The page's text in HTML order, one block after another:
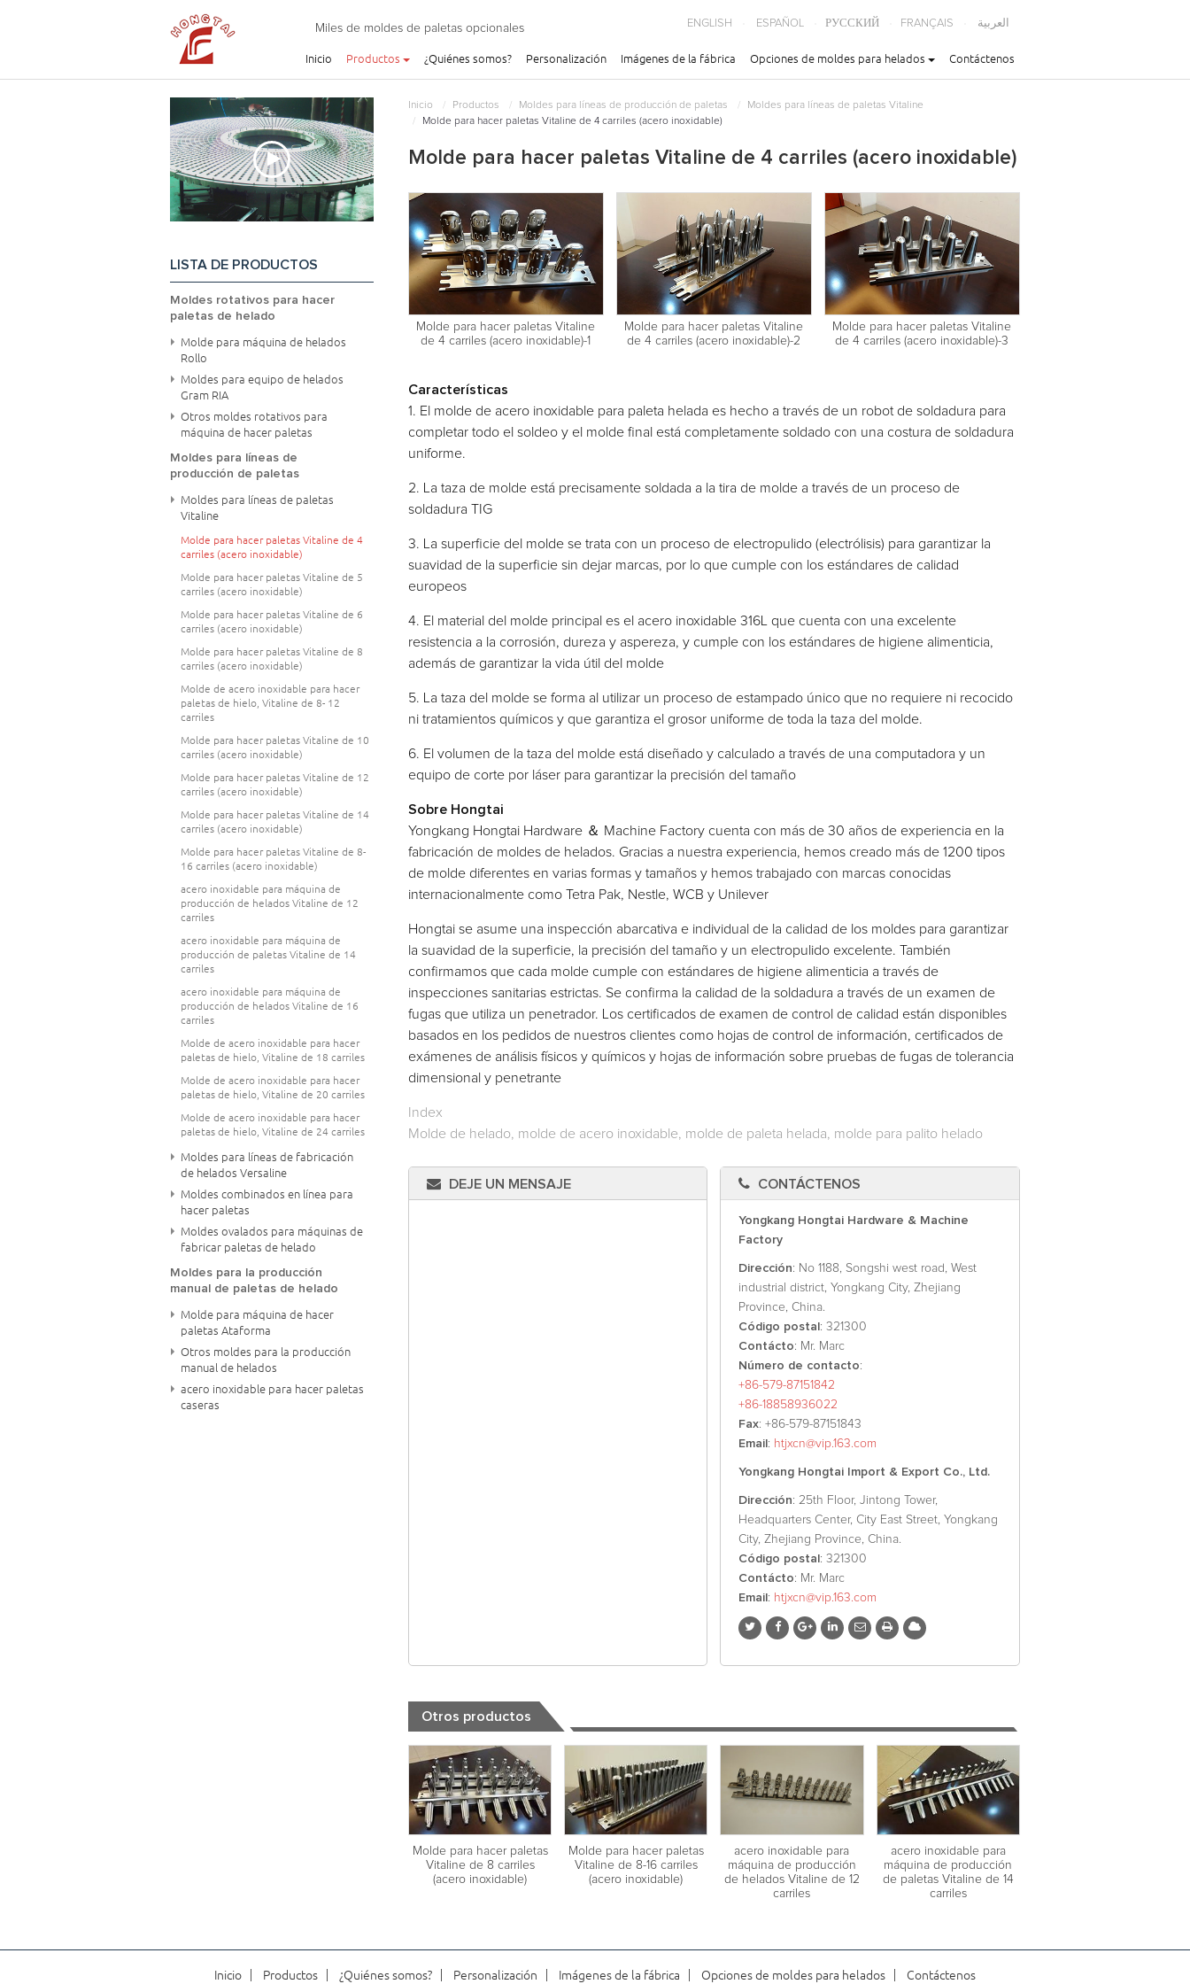
ENGLISH ESPAÑOL РУССКИЙ FRANÇAIS العربية Miles de moldes de paletas opcionales
Inicio Productos ¿Quiénes somos? Personalización Imágenes de la fábrica Opciones de moldes para helados Contáctenos
Inicio Productos Moldes para líneas de producción de paletas
Moldes para líneas de paletas Vitaline
Molde para hacer paletas Vitaline de 4 carriles (acero inoxidable)
Molde para hacer paletas Vitaline de 4 carriles (acero inoxidable)
Molde para hacer paletas Vitaline
de 4 carriles (acero inoxidable)-1
Molde para hacer paletas Vitaline
de 4 carriles (acero inoxidable)-2
Molde para hacer paletas Vitaline
de 4 carriles (acero inoxidable)-3
Características
1. El molde de acero inoxidable para paleta helada es hecho a través de un robot de soldadura para
completar todo el soldeo y el molde final está completamente soldado con una costura de soldadura
uniforme.
2. La taza de molde está precisamente soldada a la tira de molde a través de un proceso de
soldadura TIG
3. La superficie del molde se trata con un proceso de electropulido (electrólisis) para garantizar la
suavidad de la superficie sin dejar marcas, por lo que cumple con los estándares de calidad
europeos
4. El material del molde principal es el acero inoxidable 316L que cuenta con una excelente
resistencia a la corrosión, dureza y aspereza, y cumple con los estándares de higiene alimenticia,
además de garantizar la vida útil del molde
5. La taza del molde se forma al utilizar un proceso de estampado único que no requiere ni recocido
ni tratamientos químicos y que garantiza el grosor uniforme de toda la taza del molde.
6. El volumen de la taza del molde está diseñado y calculado a través de una computadora y un
equipo de corte por láser para garantizar la precisión del tamaño
Sobre Hongtai
Yongkang Hongtai Hardware ＆ Machine Factory cuenta con más de 30 años de experiencia en la
fabricación de moldes de helados. Gracias a nuestra experiencia, hemos creado más de 1200 tipos
de molde diferentes en varias formas y tamaños y hemos trabajado con marcas conocidas
internacionalmente como Tetra Pak, Nestle, WCB y Unilever
Hongtai se asume una inspección abarcativa e individual de la calidad de los moldes para garantizar
la suavidad de la superficie, la precisión del tamaño y un electropulido excelente. También
confirmamos que cada molde cumple con estándares de higiene alimenticia a través de
inspecciones sanitarias estrictas. Se confirma la calidad de la soldadura a través de un examen de
fugas que utiliza un penetrador. Los certificados de examen de control de calidad están disponibles
basados en los pedidos de nuestros clientes como hojas de control de información, certificados de
exámenes de análisis físicos y químicos y hojas de información sobre pruebas de fugas de tolerancia
dimensional y penetrante
Index
Molde de helado, molde de acero inoxidable, molde de paleta helada, molde para palito helado
DEJE UN MENSAJE CONTÁCTENOS
Yongkang Hongtai Hardware & Machine
Factory
Dirección: No 1188, Songshi west road, West
industrial district, Yongkang City, Zhejiang
Province, China.
Código postal : 321300
Contácto: Mr. Marc
Número de contacto:
+86-579-87151842
+86-18858936022
Fax: +86-579-87151843
Email : htjxcn@vip.163.com
Yongkang Hongtai Import & Export Co., Ltd.
Dirección: 25th Floor, Jintong Tower,
Headquarters Center, City East Street, Yongkang
City, Zhejiang Province, China.
Código postal : 321300
Contácto: Mr. Marc
Email : htjxcn@vip.163.com
Otros productos
Molde para hacer paletas
Vitaline de 8 carriles
(acero inoxidable)
Molde para hacer paletas
Vitaline de 8-16 carriles
(acero inoxidable)
acero inoxidable para
máquina de producción
de helados Vitaline de 12
carriles
acero inoxidable para
máquina de producción
de paletas Vitaline de 14
carriles
LISTA DE PRODUCTOS
Moldes rotativos para hacer
paletas de helado
Molde para máquina de helados
Rollo
Moldes para equipo de helados
Gram RIA
Otros moldes rotativos para
máquina de hacer paletas
Moldes para líneas de
producción de paletas
Moldes para líneas de paletas
Vitaline
Molde para hacer paletas Vitaline de 4
carriles (acero inoxidable)
Molde para hacer paletas Vitaline de 5
carriles (acero inoxidable)
Molde para hacer paletas Vitaline de 6
carriles (acero inoxidable)
Molde para hacer paletas Vitaline de 8
carriles (acero inoxidable)
Molde de acero inoxidable para hacer
paletas de hielo, Vitaline de 8- 12
carriles
Molde para hacer paletas Vitaline de 10
carriles (acero inoxidable)
Molde para hacer paletas Vitaline de 12
carriles (acero inoxidable)
Molde para hacer paletas Vitaline de 14
carriles (acero inoxidable)
Molde para hacer paletas Vitaline de 8-
16 carriles (acero inoxidable)
acero inoxidable para máquina de
producción de helados Vitaline de 12
carriles
acero inoxidable para máquina de
producción de paletas Vitaline de 14
carriles
acero inoxidable para máquina de
producción de helados Vitaline de 16
carriles
Molde de acero inoxidable para hacer
paletas de hielo, Vitaline de 18 carriles
Molde de acero inoxidable para hacer
paletas de hielo, Vitaline de 20 carriles
Molde de acero inoxidable para hacer
paletas de hielo, Vitaline de 24 carriles
Moldes para líneas de fabricación
de helados Versaline
Moldes combinados en línea para
hacer paletas
Moldes ovalados para máquinas de
fabricar paletas de helado
Moldes para la producción
manual de paletas de helado
Molde para máquina de hacer
paletas Ataforma
Otros moldes para la producción
manual de helados
acero inoxidable para hacer paletas
caseras
Inicio Productos ¿Quiénes somos? Personalización Imágenes de la fábrica Opciones de moldes para helados Contáctenos